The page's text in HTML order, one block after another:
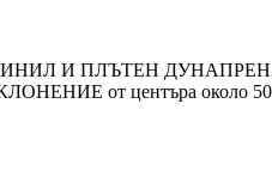
ПЛЪТЕН ДУНАПРЕН.
от центъра около